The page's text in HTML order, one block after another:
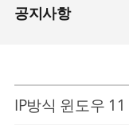
공지사항
IP방식 윈도우